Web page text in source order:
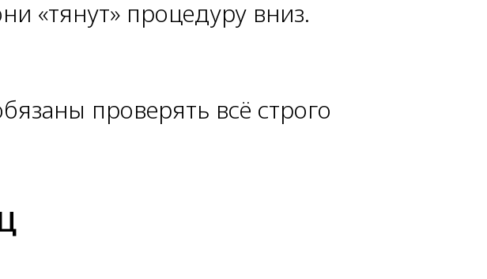
«тянут» процедуру вниз.
проверять всё строго